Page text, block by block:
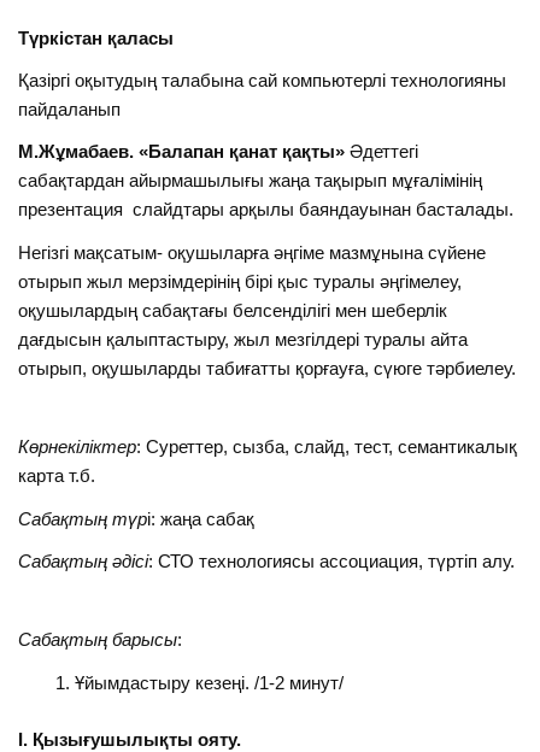
Түркістан қаласы
Қазіргі оқытудың талабына сай компьютерлі технологияны
пайдаланып
М.Жұмабаев. «Балапан қанат қақты» Әдеттегі
сабақтардан айырмашылығы жаңа тақырып мұғалімінің
презентация слайдтары арқылы баяндауынан басталады.
Негізгі мақсатым- оқушыларға әңгіме мазмұнына сүйене
отырып жыл мерзімдерінің бірі қыс туралы әңгімелеу,
оқушылардың сабақтағы белсенділігі мен шеберлік
дағдысын қалыптастыру, жыл мезгілдері туралы айта
отырып, оқушыларды табиғатты қорғауға, сүюге тәрбиелеу.
Көрнекіліктер: Суреттер, сызба, слайд, тест, семантикалық
карта т.б.
Сабақтың түрі: жаңа сабақ
Сабақтың әдісі: СТО технологиясы ассоциация, түртіп алу.
Сабақтың барысы:
Ұйымдастыру кезеңі. /1-2 минут/
І. Қызығушылықты ояту.